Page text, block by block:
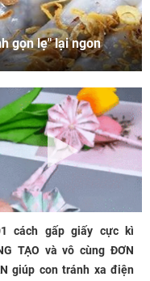
gọn lẹ" lại ngon
cách gấp giấy cực kì
TẠO và vô cùng ĐƠN
giúp con tránh xa điện